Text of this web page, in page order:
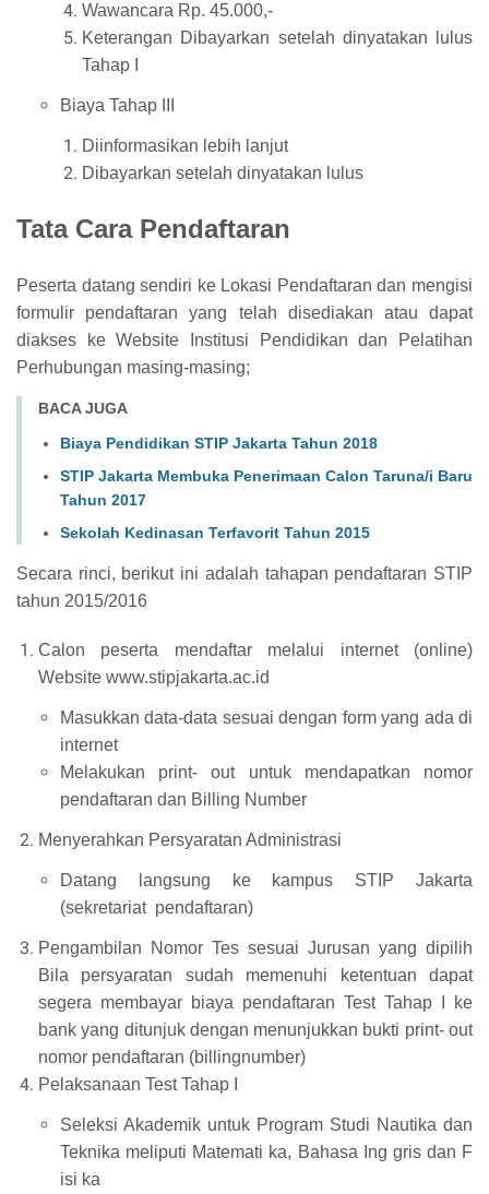
Wawancara Rp. 45.000,-
Keterangan Dibayarkan setelah dinyatakan lulus
Tahap I
Biaya Tahap III
Diinformasikan lebih lanjut
Dibayarkan setelah dinyatakan lulus
Tata Cara Pendaftaran
Peserta datang sendiri ke Lokasi Pendaftaran dan mengisi
formulir pendaftaran yang telah disediakan atau dapat
diakses ke Website Institusi Pendidikan dan Pelatihan
Perhubungan masing-masing;
BACA JUGA
Biaya Pendidikan STIP Jakarta Tahun 2018
STIP Jakarta Membuka Penerimaan Calon Taruna/i Baru
Tahun 2017
Sekolah Kedinasan Terfavorit Tahun 2015
Secara rinci, berikut ini adalah tahapan pendaftaran STIP
tahun 2015/2016
Calon peserta mendaftar melalui internet (online)
Website www.stipjakarta.ac.id
Masukkan data-data sesuai dengan form yang ada di
internet
Melakukan print- out untuk mendapatkan nomor
pendaftaran dan Billing Number
Menyerahkan Persyaratan Administrasi
Datang langsung ke kampus STIP Jakarta
(sekretariat pendaftaran)
Pengambilan Nomor Tes sesuai Jurusan yang dipilih
Bila persyaratan sudah memenuhi ketentuan dapat
segera membayar biaya pendaftaran Test Tahap I ke
bank yang ditunjuk dengan menunjukkan bukti print- out
nomor pendaftaran (billingnumber)
Pelaksanaan Test Tahap I
Seleksi Akademik untuk Program Studi Nautika dan
Teknika meliputi Matemati ka, Bahasa Ing gris dan F
isi ka